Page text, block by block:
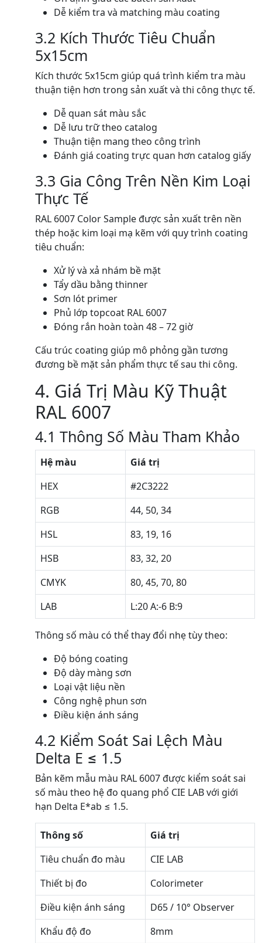
Dễ kiểm tra và matching màu coating
3.2 Kích Thước Tiêu Chuẩn
5x15cm
Kích thước 5x15cm giúp quá trình kiểm tra màu
thuận tiện hơn trong sản xuất và thi công thực tế.
Dễ quan sát màu sắc
Dễ lưu trữ theo catalog
Thuận tiện mang theo công trình
Đánh giá coating trực quan hơn catalog giấy
3.3 Gia Công Trên Nền Kim Loại
Thực Tế
RAL 6007 Color Sample được sản xuất trên nền
thép hoặc kim loại mạ kẽm với quy trình coating
tiêu chuẩn:
Xử lý và xả nhám bề mặt
Tẩy dầu bằng thinner
Sơn lót primer
Phủ lớp topcoat RAL 6007
Đóng rắn hoàn toàn 48 – 72 giờ
Cấu trúc coating giúp mô phỏng gần tương
đương bề mặt sản phẩm thực tế sau thi công.
4. Giá Trị Màu Kỹ Thuật
RAL 6007
4.1 Thông Số Màu Tham Khảo
Hệ màu
Giá trị
HEX
#2C3222
RGB
44, 50, 34
HSL
83, 19, 16
HSB
83, 32, 20
CMYK
80, 45, 70, 80
LAB
L:20 A:-6 B:9
Thông số màu có thể thay đổi nhẹ tùy theo:
Độ bóng coating
Độ dày màng sơn
Loại vật liệu nền
Công nghệ phun sơn
Điều kiện ánh sáng
4.2 Kiểm Soát Sai Lệch Màu
Delta E ≤ 1.5
Bản kẽm mẫu màu RAL 6007 được kiểm soát sai
số màu theo hệ đo quang phổ CIE LAB với giới
hạn Delta E*ab ≤ 1.5.
Thông số
Giá trị
Tiêu chuẩn đo màu
CIE LAB
Thiết bị đo
Colorimeter
Điều kiện ánh sáng
D65 / 10° Observer
Khẩu độ đo
8mm